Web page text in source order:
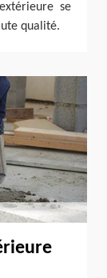
se
qualité.